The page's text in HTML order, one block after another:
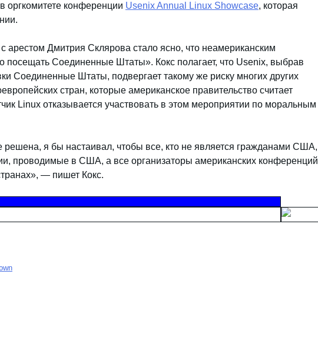
оргкомитете конференции Usenix Annual Linux Showcase, которая
арестом Дмитрия Склярова стало ясно, что неамериканским
посещать Соединенные Штаты». Кокс полагает, что Usenix, выбрав
Соединенные Штаты, подвергает такому же риску многих других
стран, которые американское правительство считает
Linux отказывается участвовать в этом мероприятии по моральным
решена, я бы настаивал, чтобы все, кто не является гражданами США,
проводимые в США, а все организаторы американских конференций
— пишет Кокс.